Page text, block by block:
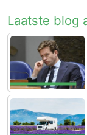
Laatste blog